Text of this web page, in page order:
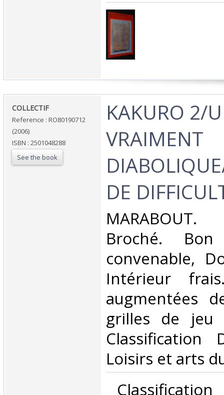
‎COLLECTIF‎
Reference : RO80190712
(2006)
ISBN : 2501048288
See the book
‎KAKURO 2/
VRAIMENT
DE
Broché.
convenable,
Intérieur
augmentées
grilles de
Classification
Loisirs et arts